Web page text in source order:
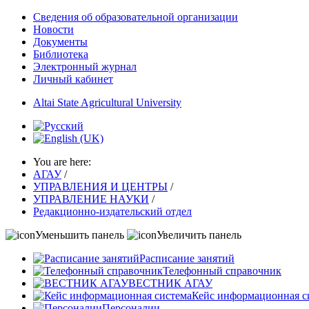
Сведения об образовательной организации
Новости
Документы
Библиотека
Электронный журнал
Личный кабинет
Altai State Agricultural University
You are here:
АГАУ /
УПРАВЛЕНИЯ И ЦЕНТРЫ /
УПРАВЛЕНИЕ НАУКИ /
Редакционно-издательский отдел
Уменьшить панель
Увеличить панель
Расписание занятий
Телефонный справочник
ВЕСТНИК АГАУ
Кейс информационная